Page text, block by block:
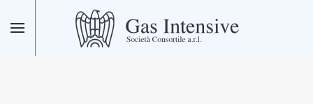
Skip to main content